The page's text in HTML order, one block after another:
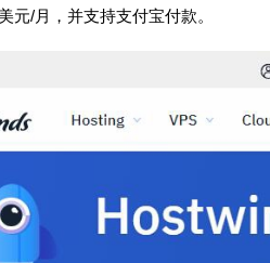
元/月，并支持支付宝付款。